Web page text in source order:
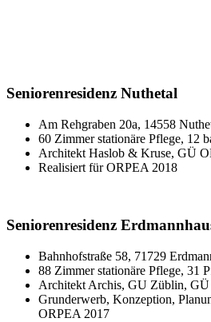
Seniorenresidenz Nuthetal
Am Rehgraben 20a, 14558
60 Zimmer stationäre Pflege, 12
Architekt Haslob & Kruse, GÜ
Realisiert für ORPEA 2018
Seniorenresidenz
Bahnhofstraße 58, 71729
88 Zimmer stationäre Pflege, 31
Architekt Archis, GU Züblin,
Grunderwerb, Konzeption,
ORPEA 2017